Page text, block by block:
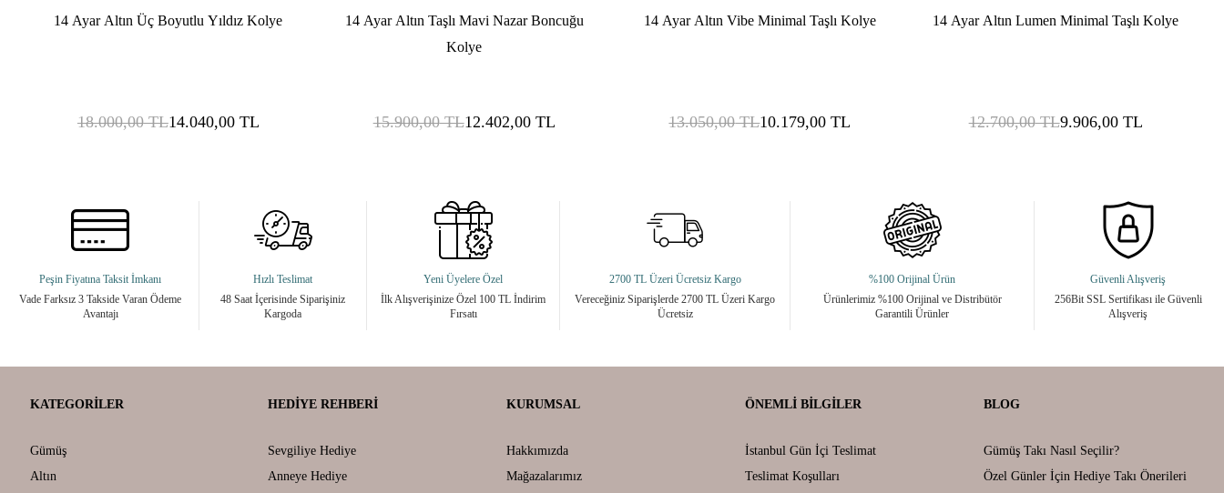
14 Ayar Altın Üç Boyutlu Yıldız Kolye
18.000,00TL14.040,00TL
14 Ayar Altın Taşlı Mavi Nazar Boncuğu
Kolye
15.900,00TL12.402,00TL
14 Ayar Altın Vibe Minimal Taşlı Kolye
13.050,00TL10.179,00 TL
14 Ayar Altın Lumen Minimal Taşlı Kolye
12.700,00TL9.906,00TL
Peşin Fiyatına Taksit İmkanı
Vade Farksız 3 Takside Varan Ödeme
Avantajı
Hızlı Teslimat
48 Saat İçerisinde Siparişiniz
Kargoda
Yeni Üyelere Özel
İlk Alışverişinize Özel 100 TL İndirim
Fırsatı
2700 TL Üzeri Ücretsiz Kargo
Vereceğiniz Siparişlerde 2700 TL Üzeri Kargo
Ücretsiz
%100 Orijinal Ürün
Ürünlerimiz %100 Orijinal ve Distribütör
Garantili Ürünler
Güvenli Alışveriş
256Bit SSL Sertifikası ile Güvenli
Alışveriş
KATEGORILER
Gümüş
Altın
HEDIYE REHBERI
Sevgiliye Hediye
Anneye Hediye
KURUMSAL
Hakkımızda
Mağazalarımız
ÖNEMLI BILGILER
İstanbul Gün İçi Teslimat
Teslimat Koşulları
BLOG
Gümüş Takı Nasıl Seçilir?
Özel Günler İçin Hediye Takı Önerileri